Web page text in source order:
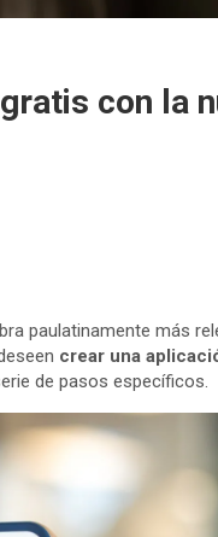
con la
paulatinamente más
crear una
de pasos específicos.